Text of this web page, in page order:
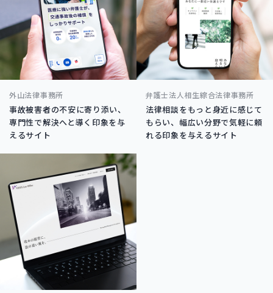
外山法律事務所
事故被害者の不安に寄り添い、
専門性で解決へと導く印象を与
えるサイト
弁護士法人相生綜合法律事務所
法律相談をもっと身近に感じて
もらい、幅広い分野で気軽に頼
れる印象を与えるサイト